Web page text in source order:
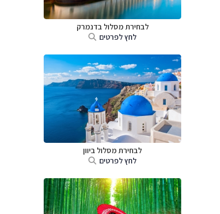
לבחירת מסלול בדנמרק
לחץ לפרטים
לבחירת מסלול ביוון
לחץ לפרטים